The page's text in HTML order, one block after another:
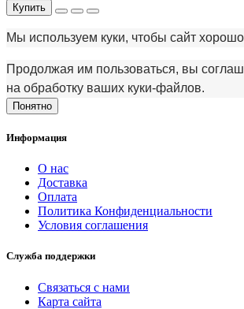
Купить
Мы используем куки, чтобы сайт
Продолжая им пользоваться, вы
на обработку ваших куки‑файлов.
Понятно
Информация
О нас
Доставка
Оплата
Политика Конфиденциальности
Условия соглашения
Служба поддержки
Связаться с нами
Карта сайта